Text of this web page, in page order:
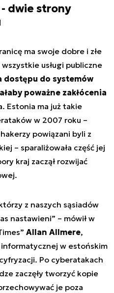
dwie strony
ma swoje dobre i złe
usługi publiczne
dostępu do systemów
poważne zakłócenia
Estonia ma już takie
w 2007 roku –
powiązani byli z
– sparaliżowała część jej
kraj zaczął rozwijać
z naszych sąsiadów
nastawieni” – mówił w
Allan Allmere,
w estońskim
Po cyberatakach
zaczęły tworzyć kopie
je poza